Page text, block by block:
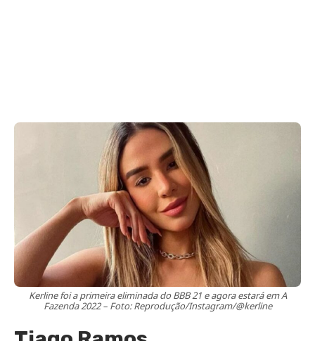
Kerline foi a primeira eliminada do BBB 21 e agora estará em A
Fazenda 2022 – Foto: Reprodução/Instagram/@kerline